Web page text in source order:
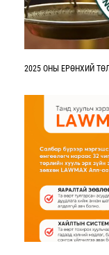
2025 ОНЫ ЕРӨНХИЙ